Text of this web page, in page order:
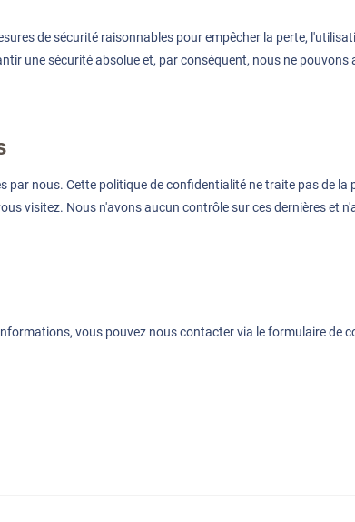
de sécurité raisonnables pour empêcher la perte,
une sécurité absolue et, par conséquent, nous ne
par nous. Cette politique de confidentialité ne traite pas de
visitez. Nous n'avons aucun contrôle sur ces dernières et
vous pouvez nous contacter via le formulaire de